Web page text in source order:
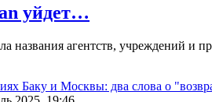
уйдет…
названия агентств, учреждений и